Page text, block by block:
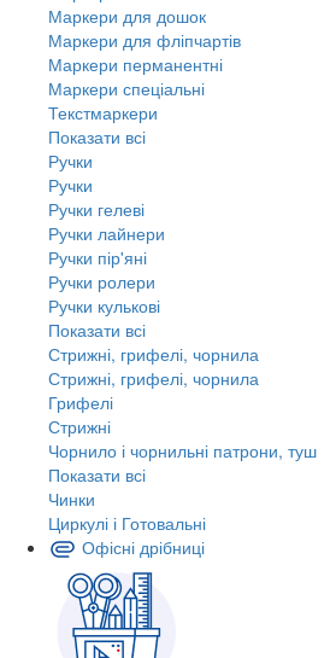
Маркери для дошок
Маркери для фліпчартів
Маркери перманентні
Маркери спеціальні
Текстмаркери
Показати всі
Ручки
Ручки
Ручки гелеві
Ручки лайнери
Ручки пір'яні
Ручки ролери
Ручки кулькові
Показати всі
Стрижні, грифелі, чорнила
Стрижні, грифелі, чорнила
Грифелі
Стрижні
Чорнило і чорнильні патрони, туш
Показати всі
Чинки
Циркулі і Готовальні
Офісні дрібниці